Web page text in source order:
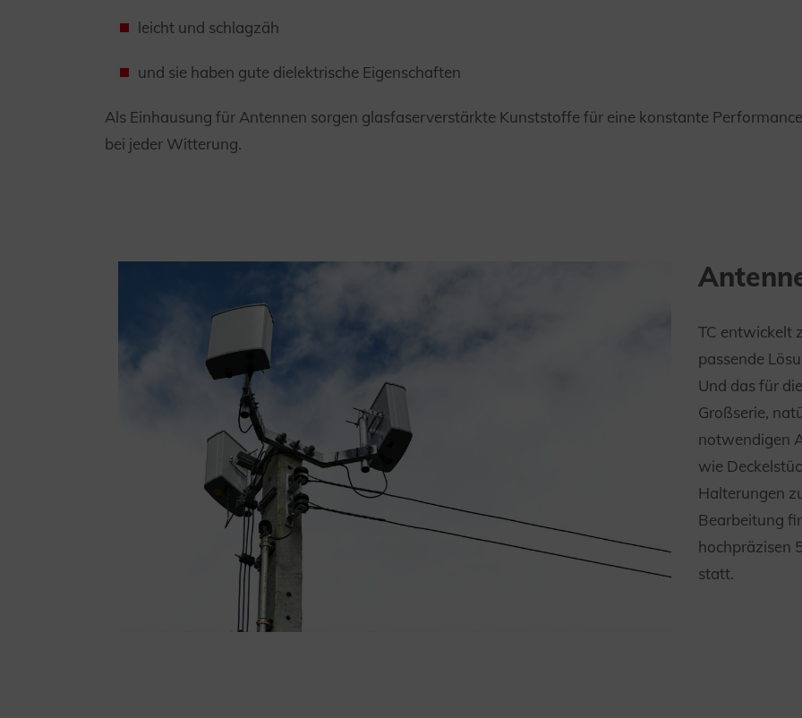
leicht und schlagzäh
und sie haben gute dielektrische Eigenschaften
Als Einhausung für Antennen sorgen glasfaserverstärkte Kunststoffe für eine konstante
bei jeder Witterung.
TC entwickelt
passende
Und das für
Großserie,
notwendigen
wie
Halterungen
Bearbeitung
hochpräzisen
statt.